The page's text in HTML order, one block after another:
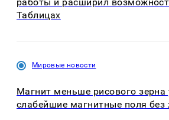
Таблицах
Мировые новости
Магнит меньше рисового зерна
слабейшие магнитные поля без